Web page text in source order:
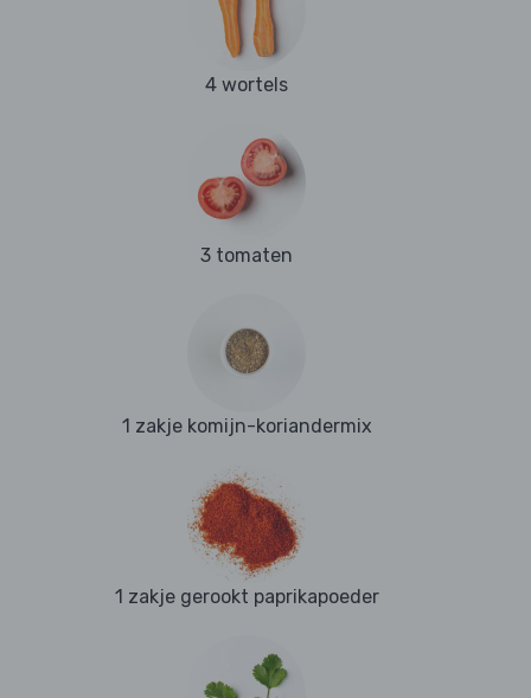
4 wortels
3 tomaten
1 zakje komijn-koriandermix
1 zakje gerookt paprikapoeder